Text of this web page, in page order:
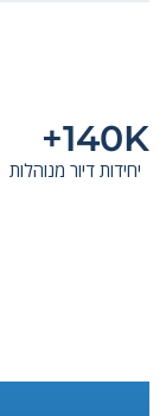
140K+
יחידות דיור מנוהלות